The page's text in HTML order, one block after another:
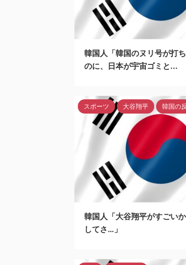
韓国人「韓国のヌリ号が打
のに、日本が宇宙ゴミと...
スポーツ 大谷翔平 韓国の
韓国人「大谷翔平がすごい
してさ…」